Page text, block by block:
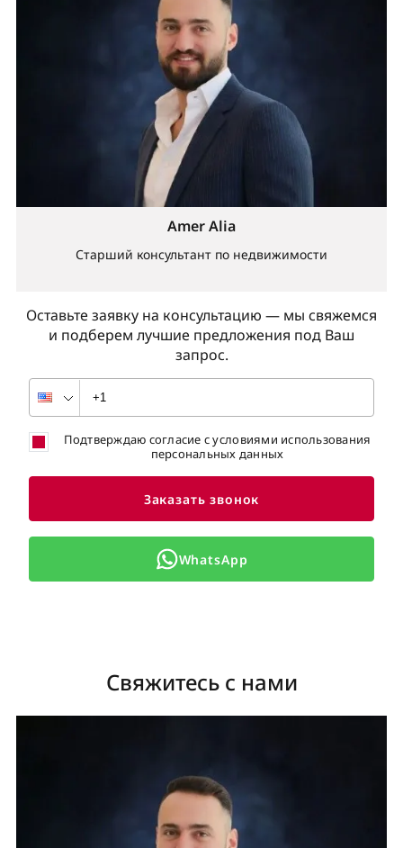
Оставьте заявку на консультацию — мы свяжемся
и подберем лучшие предложения под Ваш
запрос.
Amer Alia
Старший консультант по недвижимости
Подтверждаю согласие с условиями использования
персональных данных
Заказать звонок
WhatsApp
Свяжитесь с нами